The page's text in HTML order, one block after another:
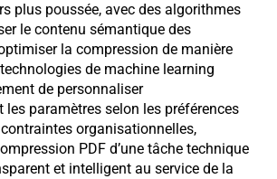
plus poussée, avec des algorithmes
le contenu sémantique des
la compression de manière
de machine learning
de personnaliser
paramètres selon les préférences
organisationnelles,
PDF d’une tâche technique
et intelligent au service de la